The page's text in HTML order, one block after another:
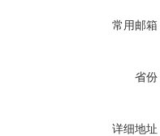
常用邮箱
省份
详细地址